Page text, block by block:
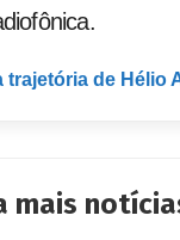
trajetória de Hélio
mais